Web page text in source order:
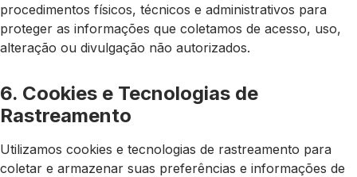
procedimentos físicos, técnicos e administrativos para
proteger as informações que coletamos de acesso, uso,
alteração ou divulgação não autorizados.
6. Cookies e Tecnologias de
Rastreamento
Utilizamos cookies e tecnologias de rastreamento para
coletar e armazenar suas preferências e informações de